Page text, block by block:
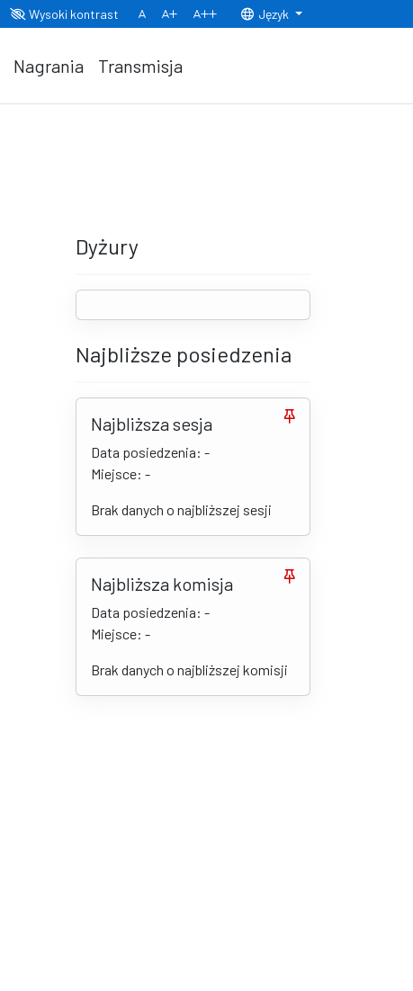
Wysoki kontrast
Normalny rozmiar czcionki
Rozmiar czcionki 150% Rozmiar czcionki 200%
Język
Nagrania Transmisja
Dyżury
Najbliższe posiedzenia
Najbliższa sesja
Data posiedzenia: -
Miejsce: -
Brak danych o najbliższej sesji
Najbliższa komisja
Data posiedzenia: -
Miejsce: -
Brak danych o najbliższej komisji